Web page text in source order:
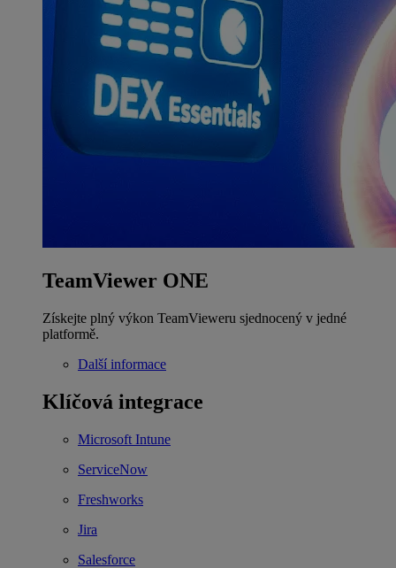
TeamViewer ONE
Získejte plný výkon TeamVieweru sjednocený v jedné
platformě.
Další informace
Klíčová integrace
Microsoft Intune
ServiceNow
Freshworks
Jira
Salesforce